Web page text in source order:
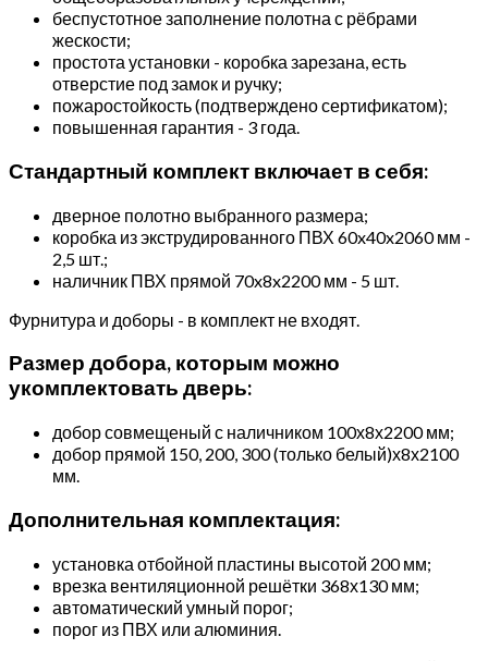
беспустотное заполнение полотна с рёбрами
жескости;
простота установки - коробка зарезана, есть
отверстие под замок и ручку;
пожаростойкость (подтверждено сертификатом);
повышенная гарантия - 3 года.
Стандартный комплект включает в себя:
дверное полотно выбранного размера;
коробка из экструдированного ПВХ 60x40x2060 мм -
2,5 шт.;
наличник ПВХ прямой 70x8x2200 мм - 5 шт.
Фурнитура и доборы - в комплект не входят.
Размер добора, которым можно
укомплектовать дверь:
добор совмещеный с наличником 100х8х2200 мм;
добор прямой 150, 200, 300 (только белый)х8х2100
мм.
Дополнительная комплектация:
установка отбойной пластины высотой 200 мм;
врезка вентиляционной решётки 368х130 мм;
автоматический умный порог;
порог из ПВХ или алюминия.